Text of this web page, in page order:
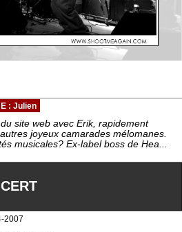
: Julien
site web avec Erik, rapidement
joyeux camarades mélomanes.
musicales? Ex-label boss de Hea...
2007